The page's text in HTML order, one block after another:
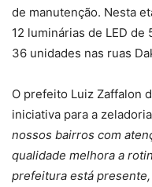
de manutenção. Nesta
12 luminárias de LED de
36 unidades nas ruas
O prefeito Luiz Zaffalon
iniciativa para a
nossos bairros com
qualidade melhora a
prefeitura está